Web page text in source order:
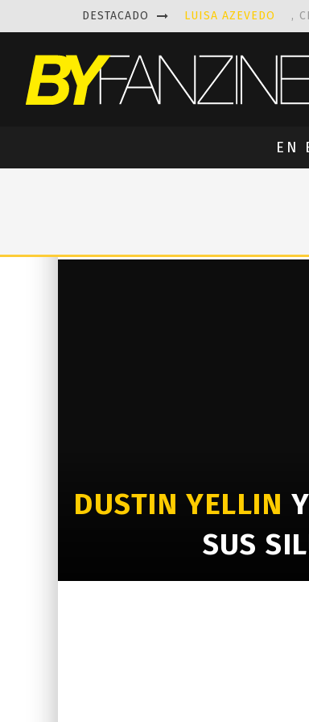
DESTACADO LUISA AZEVEDO ,
KAETHE BUTCHER
EN
DUSTIN YELLIN
SUS